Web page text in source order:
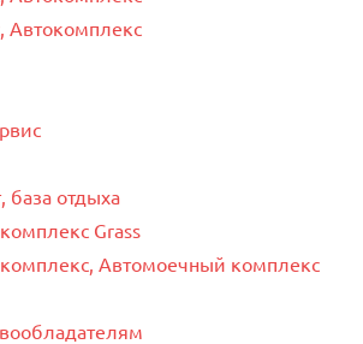
Автокомплекс
база отдыха
Grass
Автомоечный комплекс